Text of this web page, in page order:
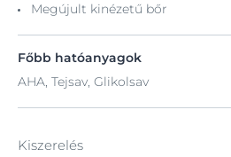
Megújult kinézetű bőr
Főbb hatóanyagok
AHA, Tejsav, Glikolsav
Kiszerelés